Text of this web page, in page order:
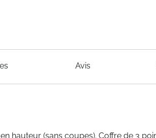
Avis
hauteur (sans coupes). Coffre de 3